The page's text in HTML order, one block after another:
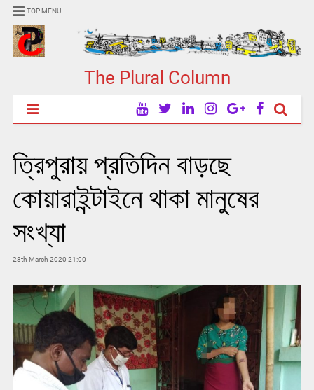
TOP MENU
The Plural Column
ত্রিপুরায় প্রতিদিন বাড়ছে
কোয়ারাইন্টাইনে থাকা মানুষের
সংখ্যা
28th March 2020 21:00